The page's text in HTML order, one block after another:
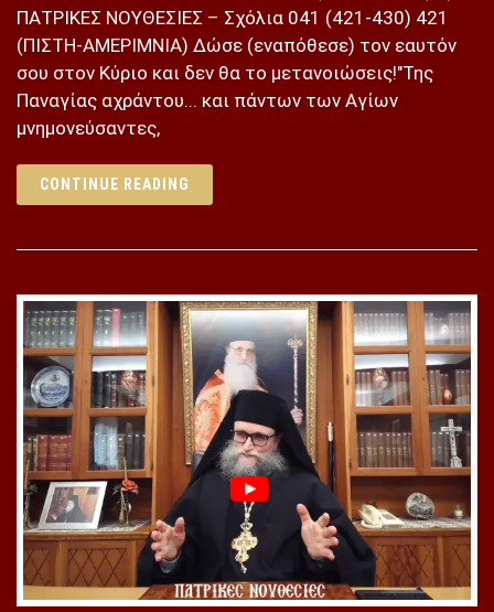
ΠΑΤΡΙΚΕΣ ΝΟΥΘΕΣΙΕΣ – Σχόλια 041 (421-430) 421
(ΠΙΣΤΗ-ΑΜΕΡΙΜΝΙΑ) Δώσε (εναπόθεσε) τον εαυτόν
σου στον Κύριο και δεν θα το μετανοιώσεις!"Της
Παναγίας αχράντου... και πάντων των Αγίων
μνημονεύσαντες,
CONTINUE READING